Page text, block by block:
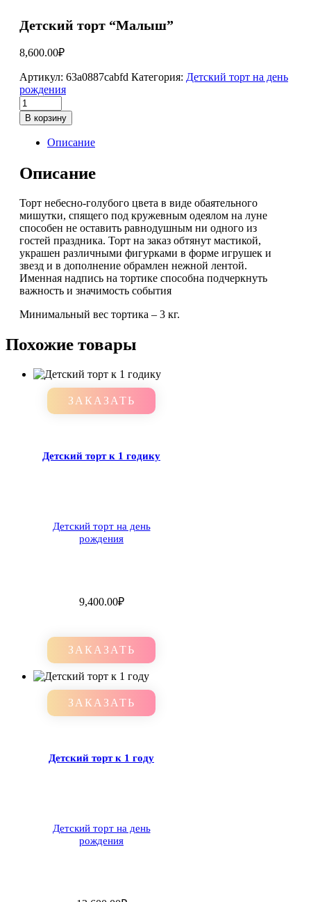
Детский торт “Малыш”
8,600.00₽
Артикул: 63a0887cabfd Категория: Детский торт на день
рождения
В корзину
Описание
Описание
Торт небесно-голубого цвета в виде обаятельного
мишутки, спящего под кружевным одеялом на луне
способен не оставить равнодушным ни одного из
гостей праздника. Торт на заказ обтянут мастикой,
украшен различными фигурками в форме игрушек и
звезд и в дополнение обрамлен нежной лентой.
Именная надпись на тортике способна подчеркнуть
важность и значимость события
Минимальный вес тортика – 3 кг.
Похожие товары
ЗАКАЗАТЬ
Детский торт к 1 годику
Детский торт на день
рождения
9,400.00₽
ЗАКАЗАТЬ
ЗАКАЗАТЬ
Детский торт к 1 году
Детский торт на день
рождения